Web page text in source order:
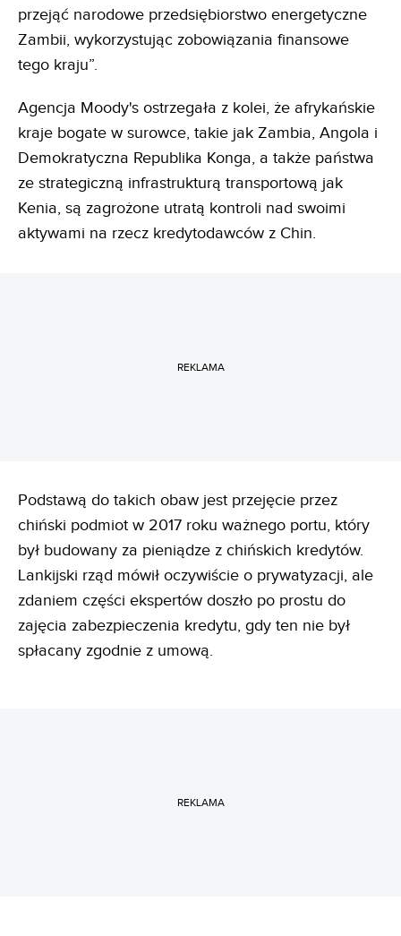
przejąć narodowe przedsiębiorstwo energetyczne
Zambii, wykorzystując zobowiązania finansowe
tego kraju”.
Agencja Moody's ostrzegała z kolei, że afrykańskie
kraje bogate w surowce, takie jak Zambia, Angola i
Demokratyczna Republika Konga, a także państwa
ze strategiczną infrastrukturą transportową jak
Kenia, są zagrożone utratą kontroli nad swoimi
aktywami na rzecz kredytodawców z Chin.
REKLAMA
Podstawą do takich obaw jest przejęcie przez
chiński podmiot w 2017 roku ważnego portu, który
był budowany za pieniądze z chińskich kredytów.
Lankijski rząd mówił oczywiście o prywatyzacji, ale
zdaniem części ekspertów doszło po prostu do
zajęcia zabezpieczenia kredytu, gdy ten nie był
spłacany zgodnie z umową.
REKLAMA